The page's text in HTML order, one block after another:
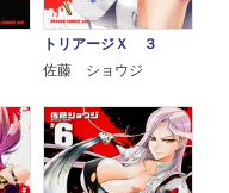
トリアージＸ ３
佐藤 ショウジ